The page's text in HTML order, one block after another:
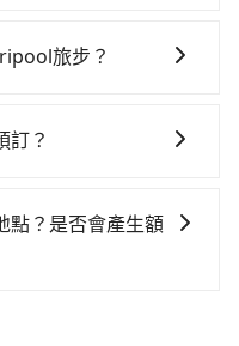
，屏東縣少部分小黃司
。選擇搭乘高鐵而不
也可參考tripool的拼
交通費用。
最令人詬病的就是車
預約了時間但上一位
還看似方便，但實際
可停靠的地點與你的
事先做好規劃。再加
黃可能較為便宜，但
透過SMS和EMAIL提
，最遲如當天下午過
同，可先確定您的預
眾運輸或較貴的計程
的地可選包車或計程
便利性：需要便利性
旅步？
。此外，為確保您的
者更彈性的取消政
之憂。無論您是要前
訂？
衝浪板、樂器、廣告
在乘客人數不多的情
點？是否會產生額